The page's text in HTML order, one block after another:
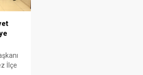
İlçe